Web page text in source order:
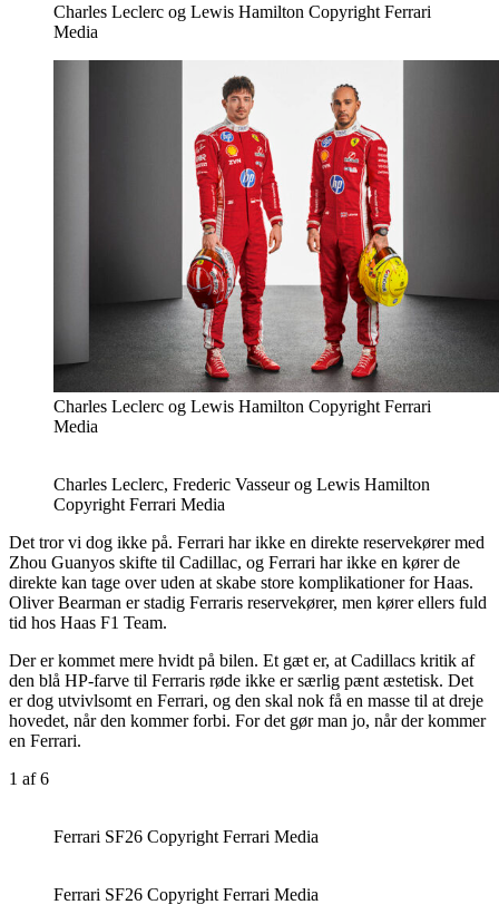
Charles Leclerc og Lewis Hamilton Copyright Ferrari
Media
Charles Leclerc og Lewis Hamilton Copyright Ferrari
Media
Charles Leclerc, Frederic Vasseur og Lewis Hamilton
Copyright Ferrari Media
Det tror vi dog ikke på. Ferrari har ikke en direkte reservekører med
Zhou Guanyos skifte til Cadillac, og Ferrari har ikke en kører de
direkte kan tage over uden at skabe store komplikationer for Haas.
Oliver Bearman er stadig Ferraris reservekører, men kører ellers fuld
tid hos Haas F1 Team.
Der er kommet mere hvidt på bilen. Et gæt er, at Cadillacs kritik af
den blå HP-farve til Ferraris røde ikke er særlig pænt æstetisk. Det
er dog utvivlsomt en Ferrari, og den skal nok få en masse til at dreje
hovedet, når den kommer forbi. For det gør man jo, når der kommer
en Ferrari.
1 af 6
Ferrari SF26 Copyright Ferrari Media
Ferrari SF26 Copyright Ferrari Media